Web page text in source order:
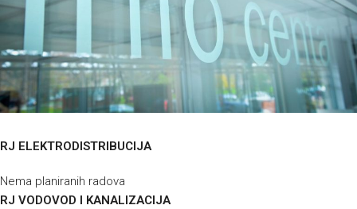
RJ ELEKTRODISTRIBUCIJA
Nema planiranih radova
RJ VODOVOD I KANALIZACIJA